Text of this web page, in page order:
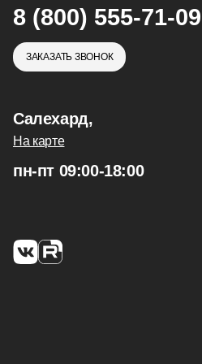
8 (800) 555-71-09
ЗАКАЗАТЬ ЗВОНОК
Салехард,
На карте
пн-пт 09:00-18:00